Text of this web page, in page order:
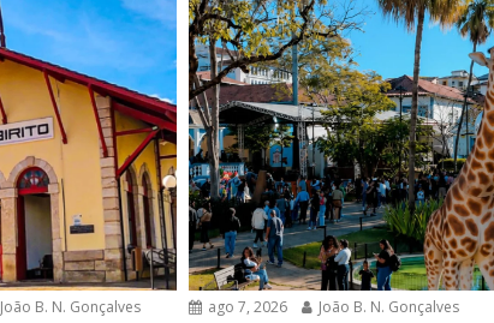
João B. N. Gonçalves
ago 7, 2026
João B. N. Gonçalves